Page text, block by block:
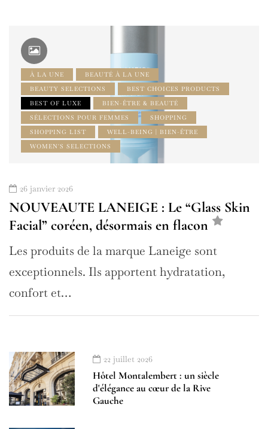
À LA UNE
BEAUTÉ À LA UNE
BEAUTY SELECTIONS
BEST CHOICES PRODUCTS
BEST OF LUXE
BIEN-ÊTRE & BEAUTÉ
SÉLECTIONS POUR FEMMES
SHOPPING
SHOPPING LIST
WELL-BEING | BIEN-ÊTRE
WOMEN'S SELECTIONS
26 janvier 2026
NOUVEAUTE LANEIGE : Le “Glass Skin
Facial” coréen, désormais en flacon
Les produits de la marque Laneige sont
exceptionnels. Ils apportent hydratation,
confort et…
22 juillet 2026
Hôtel Montalembert : un siècle
d'élégance au cœur de la Rive
Gauche